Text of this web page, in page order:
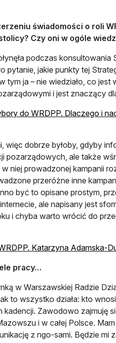
świadomości o roli
Czy oni w ogóle
podczas
pytanie, jakie punkty tej
tym ja – nie wiedziało, co
i jest znaczący
do WRDPP. Dlaczego i
więc dobrze byłoby, gdyby
pozarządowych, ale także
niej prowadzonej kampanii
przeróżne inne
być to opisane prostym,
ale napisany jest
i chyba warto wrócić do
Katarzyna Adamska-
pracy…
w Warszawskiej Radzie
to wszystko działa: kto
kadencji. Zawodowo zajmuję
i w całej Polsce.
z ngo-sami. Będzie mi